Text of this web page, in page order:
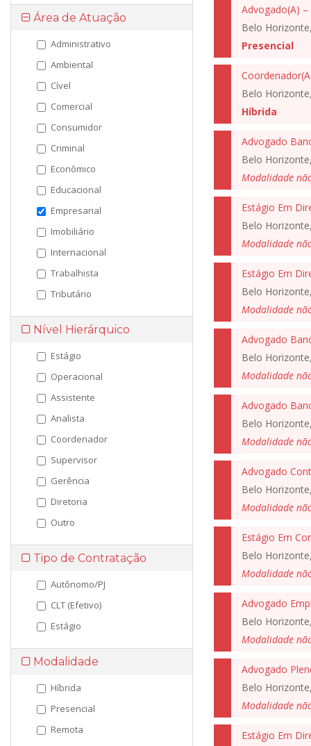
Área de Atuação
Administrativo
Ambiental
Cível
Comercial
Consumidor
Criminal
Econômico
Educacional
Empresarial
Imobiliário
Internacional
Trabalhista
Tributário
Nível Hierárquico
Estágio
Operacional
Assistente
Analista
Coordenador
Supervisor
Gerência
Diretoria
Outro
Tipo de Contratação
Autônomo/PJ
CLT (Efetivo)
Estágio
Modalidade
Híbrida
Presencial
Remota
Advogado(A)
Belo
Presencial
Belo
Híbrida
Advogado
Belo
Modalidade
Estágio Em
Belo
Modalidade
Estágio Em
Belo
Modalidade
Advogado
Belo
Modalidade
Advogado
Belo
Modalidade
Advogado
Belo
Modalidade
Estágio Em
Belo
Modalidade
Advogado
Belo
Modalidade
Advogado
Belo
Modalidade
Estágio Em